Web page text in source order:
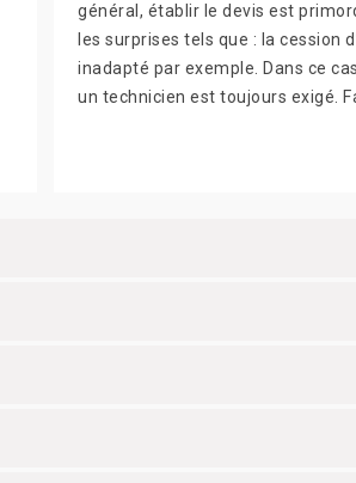
général, établir le devis est
les surprises tels que : la cession
inadapté par exemple. Dans ce
un technicien est toujours exigé.